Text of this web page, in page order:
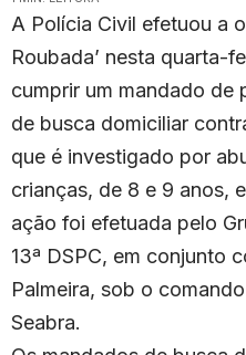
A Polícia Civil efetuou a
Roubada’ nesta quarta-
cumprir um mandado de
de busca domiciliar
que é investigado por
crianças, de 8 e 9 anos,
ação foi efetuada pelo
13ª DSPC, em conjunto
Palmeira, sob o
Seabra.